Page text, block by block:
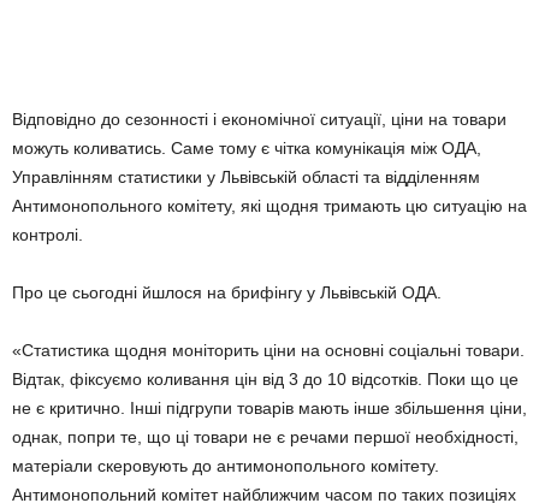
Відповідно до сезонності і економічної ситуації, ціни на товари
можуть коливатись. Саме тому є чітка комунікація між ОДА,
Управлінням статистики у Львівській області та відділенням
Антимонопольного комітету, які щодня тримають цю ситуацію на
контролі.
Про це сьогодні йшлося на брифінгу у Львівській ОДА.
«Статистика щодня моніторить ціни на основні соціальні товари.
Відтак, фіксуємо коливання цін від 3 до 10 відсотків. Поки що це
не є критично. Інші підгрупи товарів мають інше збільшення ціни,
однак, попри те, що ці товари не є речами першої необхідності,
матеріали скеровують до антимонопольного комітету.
Антимонопольний комітет найближчим часом по таких позиціях